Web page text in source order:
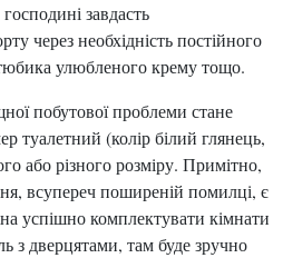
завдасть
через необхідність постійного
улюбленого крему тощо.
побутової проблеми стане
туалетний (колір білий глянець,
або різного розміру. Примітно,
всупереч поширеній помилці, є
успішно комплектувати кімнати
з дверцятами, там буде зручно